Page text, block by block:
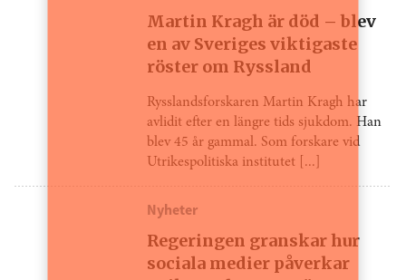
Martin Kragh är död – blev
en av Sveriges viktigaste
röster om Ryssland
Rysslandsforskaren Martin Kragh har
avlidit efter en längre tids sjukdom. Han
blev 45 år gammal. Som forskare vid
Utrikespolitiska institutet [...]
Nyheter
Regeringen granskar hur
sociala medier påverkar